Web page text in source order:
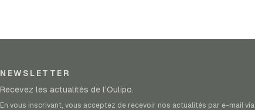
NEWSLETTER
Recevez les actualités de l’Oulipo.
En vous inscrivant, vous acceptez de recevoir nos actualités par e-mail via